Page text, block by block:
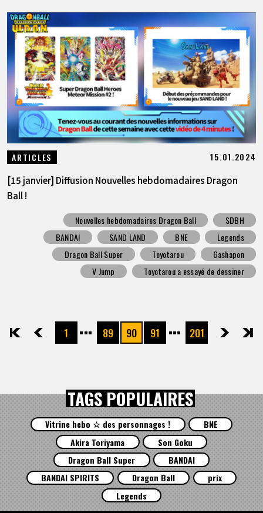
ARTICLES 15.01.2024
[15 janvier] Diffusion Nouvelles hebdomadaires Dragon
Ball !
Nouvelles hebdomadaires Dragon Ball
SDBH
BANDAI
SAND LAND BNE
Legends
Dragon Ball Super
Toyotarou
Gashapon
V Jump
Toyotarou a essayé de dessiner
先頭 前へ1 89 90 91 201次へ最後
TAGS POPULAIRES
Vitrine hebo ☆ des personnages !
BNE
Akira Toriyama
Son Goku
Dragon Ball Super
BANDAI
BANDAI SPIRITS
Dragon Ball
prix
Legends